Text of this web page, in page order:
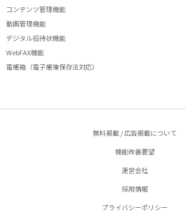
コンテンツ管理機能
動画管理機能
デジタル招待状機能
WebFAX機能
電帳箱（電子帳簿保存法対応）
無料掲載 / 広告掲載について
機能改善要望
運営会社
採用情報
プライバシーポリシー